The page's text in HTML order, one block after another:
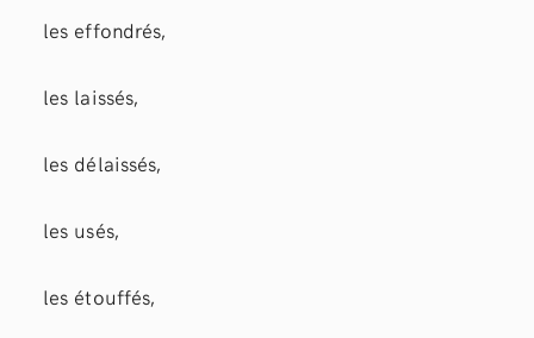
les effondrés,
les laissés,
les délaissés,
les usés,
les étouffés,